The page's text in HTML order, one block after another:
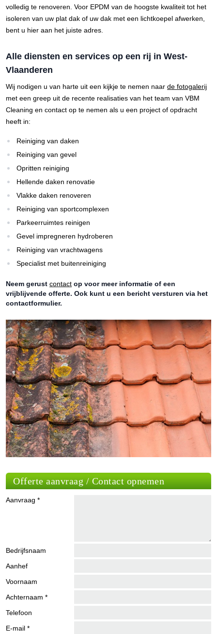
volledig te renoveren. Voor EPDM van de hoogste kwaliteit tot het
isoleren van uw plat dak of uw dak met een lichtkoepel afwerken,
bent u hier aan het juiste adres.
Alle diensten en services op een rij in West-
Vlaanderen
Wij nodigen u van harte uit een kijkje te nemen naar de fotogalerij
met een greep uit de recente realisaties van het team van VBM
Cleaning en contact op te nemen als u een project of opdracht
heeft in:
Reiniging van daken
Reiniging van gevel
Opritten reiniging
Hellende daken renovatie
Vlakke daken renoveren
Reiniging van sportcomplexen
Parkeerruimtes reinigen
Gevel impregneren hydroberen
Reiniging van vrachtwagens
Specialist met buitenreiniging
Neem gerust contact op voor meer informatie of een
vrijblijvende offerte. Ook kunt u een bericht versturen via het
contactformulier.
Offerte aanvraag / Contact opnemen
Aanvraag *
Bedrijfsnaam
Aanhef
Voornaam
Achternaam *
Telefoon
E-mail *